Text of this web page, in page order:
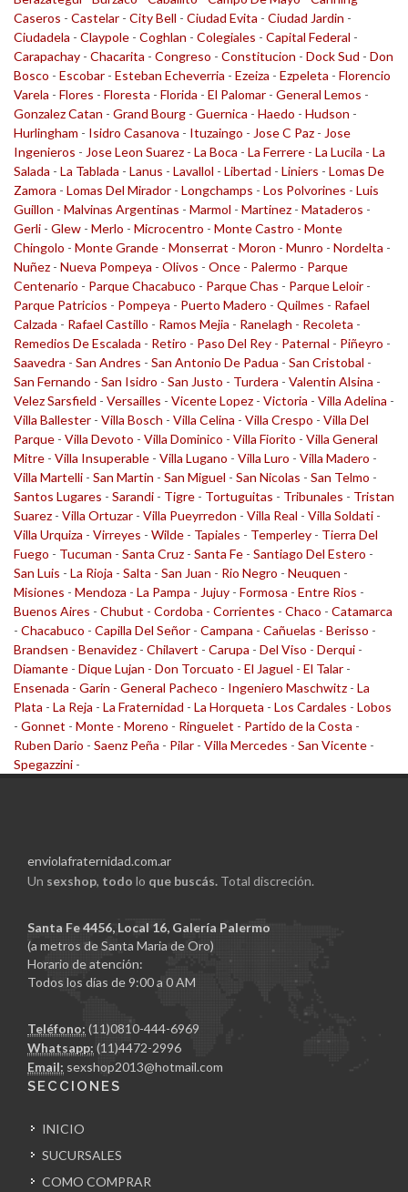
Caseros - Castelar - City Bell - Ciudad Evita - Ciudad Jardin -
Ciudadela - Claypole - Coghlan - Colegiales - Capital Federal -
Carapachay - Chacarita - Congreso - Constitucion - Dock Sud - Don
Bosco - Escobar - Esteban Echeverria - Ezeiza - Ezpeleta - Florencio
Varela - Flores - Floresta - Florida - El Palomar - General Lemos -
Gonzalez Catan - Grand Bourg - Guernica - Haedo - Hudson -
Hurlingham - Isidro Casanova - Ituzaingo - Jose C Paz - Jose
Ingenieros - Jose Leon Suarez - La Boca - La Ferrere - La Lucila - La
Salada - La Tablada - Lanus - Lavallol - Libertad - Liniers - Lomas De
Zamora - Lomas Del Mirador - Longchamps - Los Polvorines - Luis
Guillon - Malvinas Argentinas - Marmol - Martinez - Mataderos -
Gerli - Glew - Merlo - Microcentro - Monte Castro - Monte
Chingolo - Monte Grande - Monserrat - Moron - Munro - Nordelta -
Nuñez - Nueva Pompeya - Olivos - Once - Palermo - Parque
Centenario - Parque Chacabuco - Parque Chas - Parque Leloir -
Parque Patricios - Pompeya - Puerto Madero - Quilmes - Rafael
Calzada - Rafael Castillo - Ramos Mejia - Ranelagh - Recoleta -
Remedios De Escalada - Retiro - Paso Del Rey - Paternal - Piñeyro -
Saavedra - San Andres - San Antonio De Padua - San Cristobal -
San Fernando - San Isidro - San Justo - Turdera - Valentin Alsina -
Velez Sarsfield - Versailles - Vicente Lopez - Victoria - Villa Adelina -
Villa Ballester - Villa Bosch - Villa Celina - Villa Crespo - Villa Del
Parque - Villa Devoto - Villa Dominico - Villa Fiorito - Villa General
Mitre - Villa Insuperable - Villa Lugano - Villa Luro - Villa Madero -
Villa Martelli - San Martin - San Miguel - San Nicolas - San Telmo -
Santos Lugares - Sarandi - Tigre - Tortuguitas - Tribunales - Tristan
Suarez - Villa Ortuzar - Villa Pueyrredon - Villa Real - Villa Soldati -
Villa Urquiza - Virreyes - Wilde - Tapiales - Temperley - Tierra Del
Fuego - Tucuman - Santa Cruz - Santa Fe - Santiago Del Estero -
San Luis - La Rioja - Salta - San Juan - Rio Negro - Neuquen -
Misiones - Mendoza - La Pampa - Jujuy - Formosa - Entre Rios -
Buenos Aires - Chubut - Cordoba - Corrientes - Chaco - Catamarca
- Chacabuco - Capilla Del Señor - Campana - Cañuelas - Berisso -
Brandsen - Benavidez - Chilavert - Carupa - Del Viso - Derqui -
Diamante - Dique Lujan - Don Torcuato - El Jaguel - El Talar -
Ensenada - Garin - General Pacheco - Ingeniero Maschwitz - La
Plata - La Reja - La Fraternidad - La Horqueta - Los Cardales - Lobos
- Gonnet - Monte - Moreno - Ringuelet - Partido de la Costa -
Ruben Dario - Saenz Peña - Pilar - Villa Mercedes - San Vicente -
Spegazzini -
enviolafraternidad.com.ar
Un sexshop, todo lo que buscás. Total discreción.
Santa Fe 4456, Local 16, Galería Palermo
(a metros de Santa Maria de Oro)
Horario de atención:
Todos los días de 9:00 a 0 AM
Teléfono: (11)0810-444-6969
Whatsapp: (11)4472-2996
Email: sexshop2013@hotmail.com
SECCIONES
INICIO
SUCURSALES
COMO COMPRAR